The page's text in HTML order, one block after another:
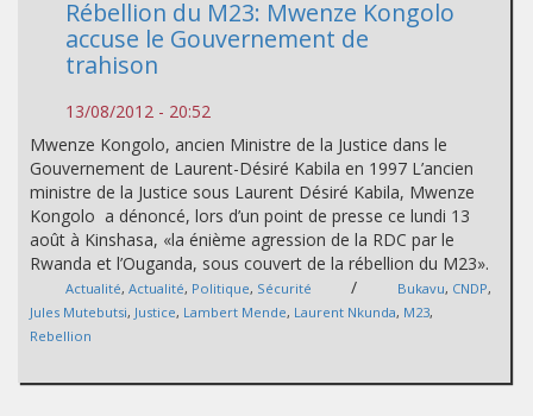
Rébellion du M23: Mwenze Kongolo
accuse le Gouvernement de
trahison
13/08/2012 - 20:52
Mwenze Kongolo, ancien Ministre de la Justice dans le
Gouvernement de Laurent-Désiré Kabila en 1997 L’ancien
ministre de la Justice sous Laurent Désiré Kabila, Mwenze
Kongolo a dénoncé, lors d’un point de presse ce lundi 13
août à Kinshasa, «la énième agression de la RDC par le
Rwanda et l’Ouganda, sous couvert de la rébellion du M23».
Actualité, Actualité, Politique, Sécurité / Bukavu, CNDP,
Jules Mutebutsi, Justice, Lambert Mende, Laurent Nkunda, M23,
Rebellion